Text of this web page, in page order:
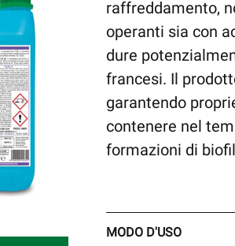
raffreddamento,
operanti sia con
dure
francesi. Il
garantendo
contenere nel
formazioni di
MODO D'USO